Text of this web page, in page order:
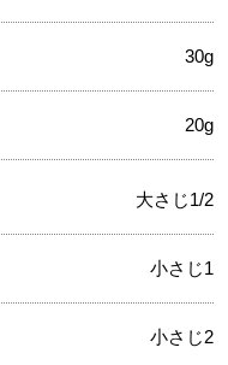
30g
20g
大さじ1/2
小さじ1
小さじ2